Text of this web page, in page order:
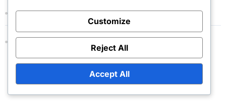
r
March 2026
Customize
Reject All
Accept All